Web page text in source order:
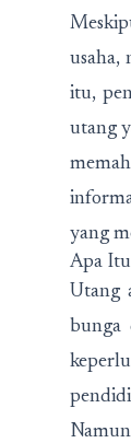
usaha,
itu,
utang
yang
Apa
Utang
bunga